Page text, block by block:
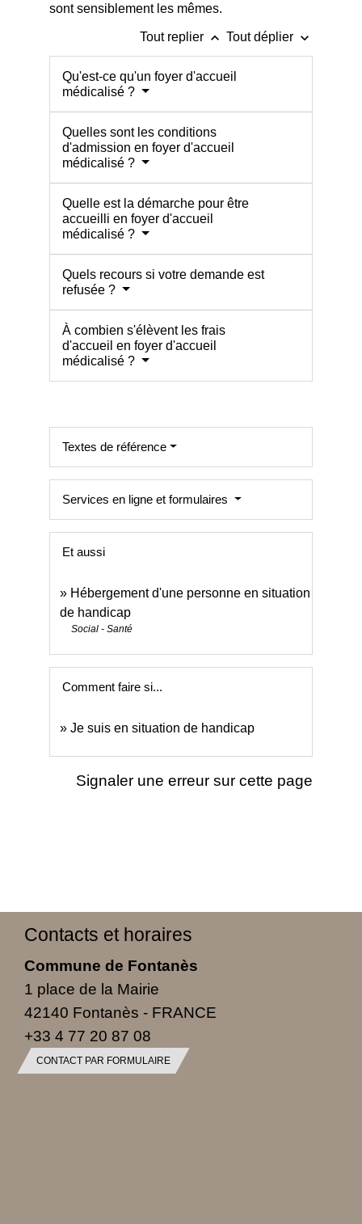
sont sensiblement les mêmes.
Tout replier keyboard_arrow_up Tout déplier keyboard_arrow_down
Qu'est-ce qu'un foyer d'accueil
médicalisé ?
Quelles sont les conditions
d'admission en foyer d'accueil
médicalisé ?
Quelle est la démarche pour être
accueilli en foyer d'accueil
médicalisé ?
Quels recours si votre demande est
refusée ?
À combien s'élèvent les frais
d'accueil en foyer d'accueil
médicalisé ?
Textes de référence
Services en ligne et formulaires
Et aussi
Hébergement d'une personne en situation
de handicap
Social - Santé
Comment faire si...
Je suis en situation de handicap
Signaler une erreur sur cette page
Contacts et horaires
Commune de Fontanès
1 place de la Mairie
42140 Fontanès - FRANCE
+33 4 77 20 87 08
CONTACT PAR FORMULAIRE